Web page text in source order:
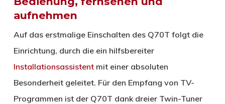
aufnehmen
Auf das erstmalige Einschalten des Q70T folgt die
Einrichtung, durch die ein hilfsbereiter
Installationsassistentmit einer absoluten
Besonderheit geleitet. Für den Empfang von TV-
Programmen ist der Q70T dank dreier Twin-Tuner